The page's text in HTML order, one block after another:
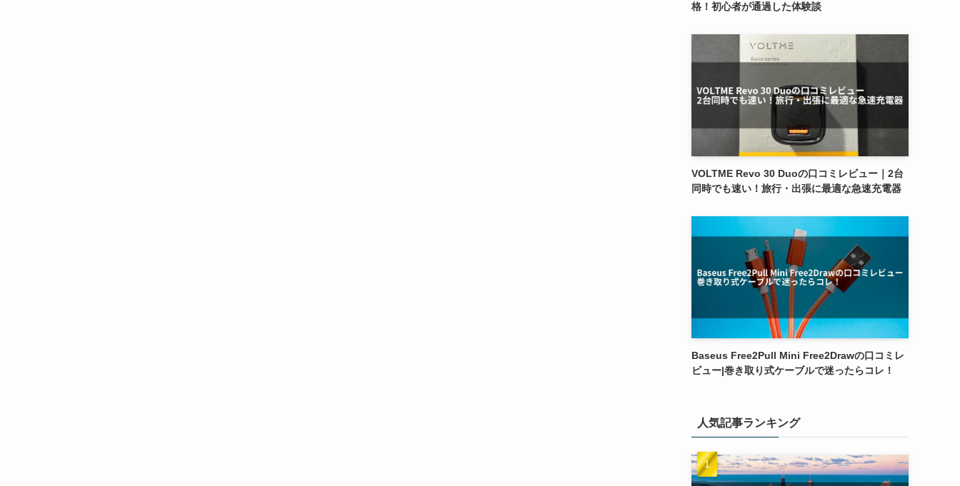
格！初心者が通過した体験談
VOLTME Revo 30 Duoの口コミレビュー｜2台
同時でも速い！旅行・出張に最適な急速充電器
Baseus Free2Pull Mini Free2Drawの口コミレ
ビュー|巻き取り式ケーブルで迷ったらコレ！
人気記事ランキング